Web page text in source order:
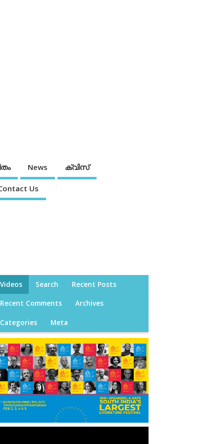
News ക്വിസ്
Us
Videos Search Recent Posts
Recent Comments Archives
Categories Meta